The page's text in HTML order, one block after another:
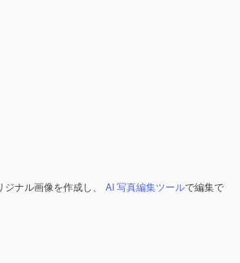
ジナル画像を作成し、 AI 写真編集ツールで編集で